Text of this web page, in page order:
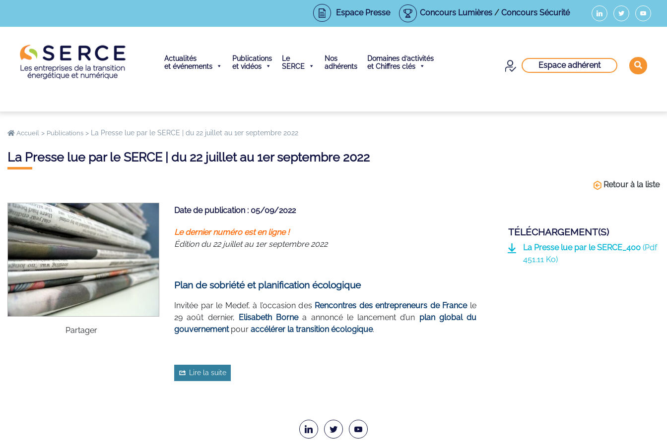
Espace Presse Concours Lumières/ Concours Sécurité
Actualités
et événements
Publications
et vidéos
Le
SERCE
Nos
adhérents
Domaines d’activités
et Chiffres clés
Espace adhérent
Accueil > Publications > La Presse lue par le SERCE | du 22 juillet au 1er septembre 2022
La Presse lue par le SERCE | du 22 juillet au 1er septembre 2022
Retour à la liste
Partager
Date de publication : 05/09/2022
Le dernier numéro est en ligne !
Édition du 22 juillet au 1er septembre 2022
Plan de sobriété et planification écologique
Invitée par le Medef, à l’occasion des Rencontres des entrepreneurs de Francele
29 août dernier, Elisabeth Bornea annoncé le lancement d’un plan global du
gouvernementpour accélérer la transition écologique.
Lire la suite
TÉLÉCHARGEMENT(S)
La Presse lue par le SERCE_400 (Pdf
451.11 Ko)